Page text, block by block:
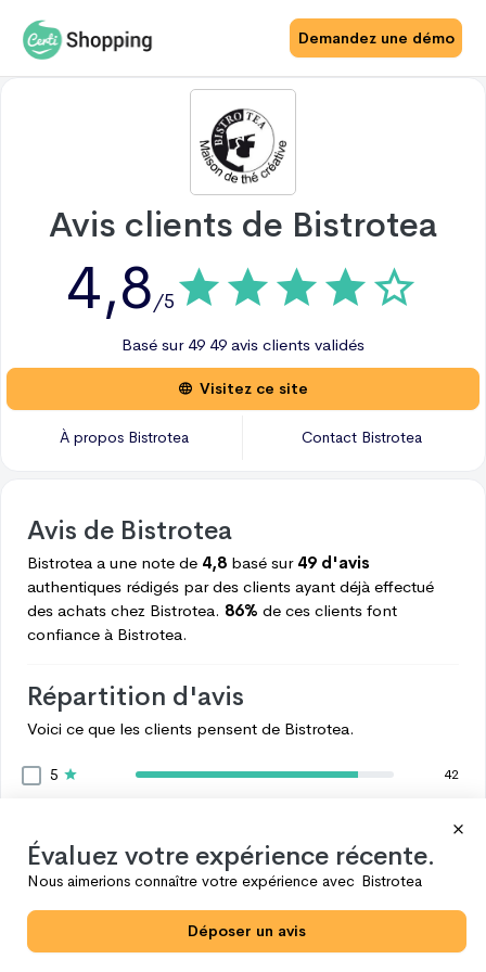
Demandez une démo
Avis clients de Bistrotea
4,8/5
Basé sur 49 49 avis clients validés
Visitez ce site
À propos Bistrotea Contact Bistrotea
Avis de Bistrotea
Bistrotea a une note de 4,8 basé sur 49 d'avis
authentiques rédigés par des clients ayant déjà effectué
des achats chez Bistrotea. 86% de ces clients font
confiance à Bistrotea.
Répartition d'avis
Voici ce que les clients pensent de Bistrotea.
5 42
1
Voir plus
Évaluez votre expérience récente.
Nous aimerions connaître votre expérience avec Bistrotea
Déposer un avis